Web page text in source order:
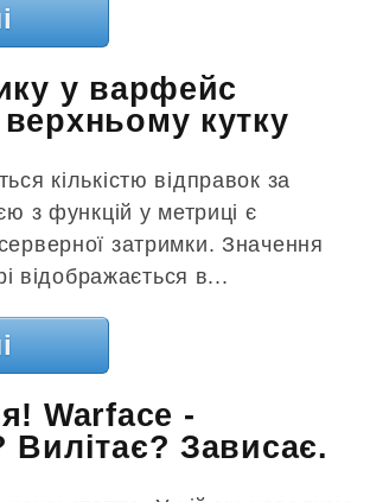
у варфейс
кутку
кількістю відправок за
з функцій у метриці є
затримки. Значення
відображається в...
Warface -
Вилітає? Зависає.